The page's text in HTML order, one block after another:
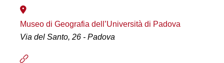
Museo di Geografia dell’Università di Padova
Via del Santo, 26 - Padova